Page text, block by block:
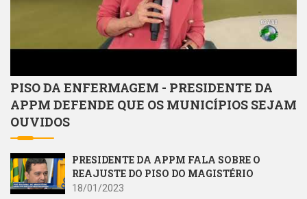
PISO DA ENFERMAGEM - PRESIDENTE DA
APPM DEFENDE QUE OS MUNICÍPIOS SEJAM
OUVIDOS
PRESIDENTE DA APPM FALA SOBRE O
REAJUSTE DO PISO DO MAGISTÉRIO
18/01/2023